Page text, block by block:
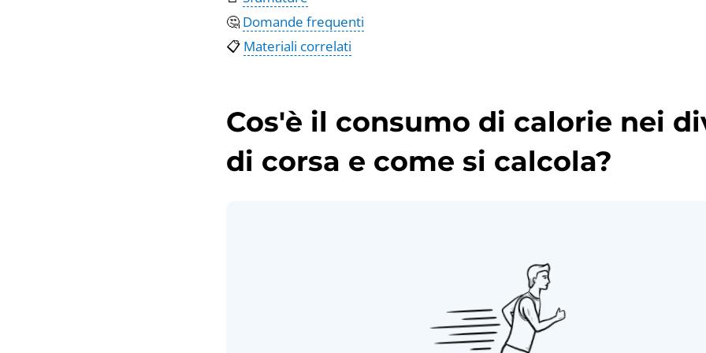
🤔 Domande frequenti
📋 Materiali correlati
Cos'è il consumo di calorie nei
di corsa e come si calcola?